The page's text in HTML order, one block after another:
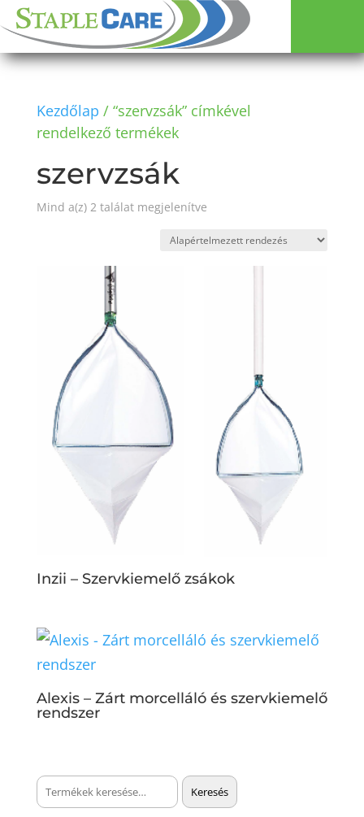
Kezdőlap / “szervzsák” címkével
rendelkező termékek
szervzsák
Mind a(z) 2 találat megjelenítve
Inzii – Szervkiemelő zsákok
Alexis – Zárt morcelláló és szervkiemelő
rendszer
Keresés
a
Keresés